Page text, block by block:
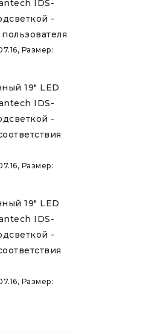
IDS-
-
Размер:
19" LED
IDS-
-
Размер:
19" LED
IDS-
-
Размер: